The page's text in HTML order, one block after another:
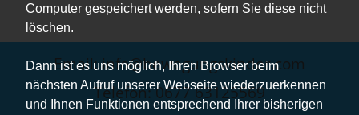
Computer gespeichert werden, sofern Sie diese nicht
löschen.
Dann ist es uns möglich, Ihren Browser beim
nächsten Aufruf unserer Webseite wiederzuerkennen
und Ihnen Funktionen entsprechend Ihrer bisherigen
Email: info@bewegungskinder.com
Telefon: 0677 63125569